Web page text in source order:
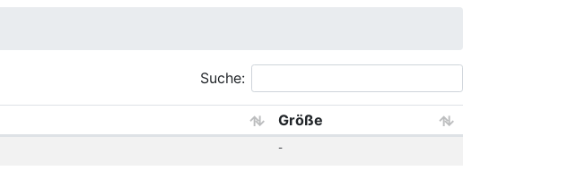
Suche:
Größe
-